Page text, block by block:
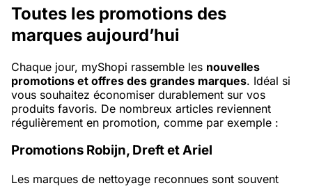
Toutes les promotions des
marques aujourd’hui
Chaque jour, myShopi rassemble les nouvelles
promotions et offres des grandes marques. Idéal si
vous souhaitez économiser durablement sur vos
produits favoris. De nombreux articles reviennent
régulièrement en promotion, comme par exemple :
Promotions Robijn, Dreft et Ariel
Les marques de nettoyage reconnues sont souvent